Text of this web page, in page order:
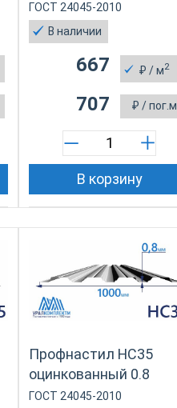
ГОСТ 24045-2010
В наличии
₽ / м2
667
₽ / пог.м
707
В корзину
Профнастил НС35
оцинкованный 0.8
ГОСТ 24045-2010